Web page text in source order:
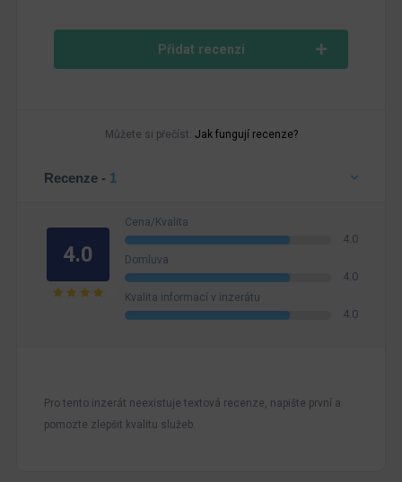
Přidat recenzi
Můžete si přečíst: Jak fungují recenze?
Recenze - 1
4.0
Cena/Kvalita
4.0
Domluva
4.0
Kvalita informací v inzerátu
4.0
Pro tento inzerát neexistuje textová recenze, napište první a
pomozte zlepšit kvalitu služeb.